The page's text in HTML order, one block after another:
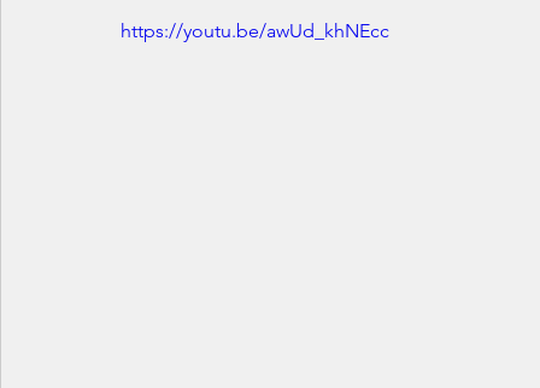
https://youtu.be/awUd_khNEcc